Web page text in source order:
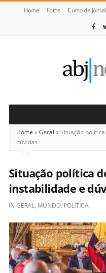
Home Fotos Curso de
Notícias
Home »Geral »Situação
dúvidas
Situação política
instabilidade e
IN GERAL, MUNDO, POLÍTICA